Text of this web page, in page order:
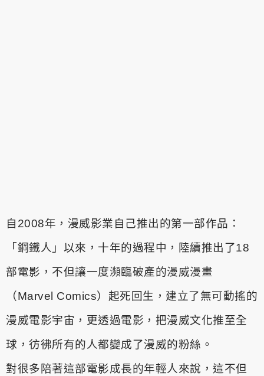
自2008年，漫威影業自己推出的第一部作品：
「鋼鐵人」以來，十年的過程中，陸續推出了18
部電影，不但讓一度瀕臨破產的漫威漫畫
（Marvel Comics）起死回生，建立了無可動搖的
漫威電影宇宙，更透過電影，把漫威文化推至全
球，彷彿所有的人都變成了漫威的粉絲。
對很多陪著這部電影成長的年輕人來說，這不但